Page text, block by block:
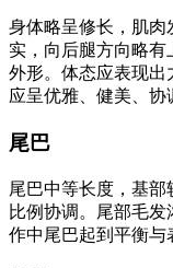
身体略呈修长，肌肉
实，向后腿方向略
外形。体态应表现出
应呈优雅、健美、协
尾巴
尾巴中等长度，基
比例协调。尾部毛
作中尾巴起到平衡与